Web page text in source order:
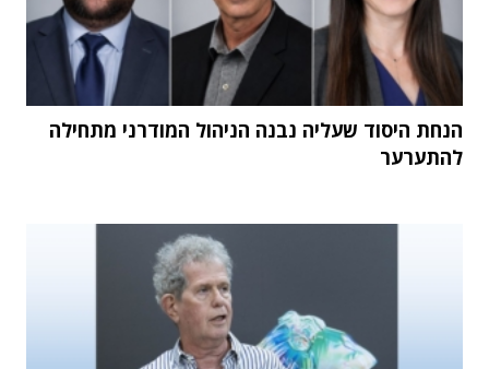
הנחת היסוד שעליה נבנה הניהול המודרני מתחילה
להתערער